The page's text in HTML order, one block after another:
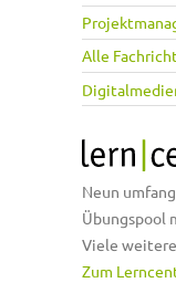
Alle
Neun
Übungspool
Viele
Zum